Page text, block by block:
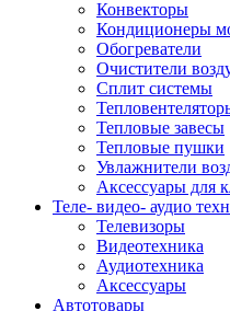
Конвекторы
Кондиционеры
Обогреватели
Очистители
Сплит системы
Тепловые завесы
Тепловые пушки
Увлажнители
Аксессуары для
Теле- видео- аудио
Телевизоры
Видеотехника
Аудиотехника
Аксессуары
Автотовары